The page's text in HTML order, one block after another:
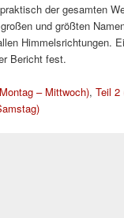
der gesamten
und größten
Himmelsrichtungen.
Bericht fest.
– Mittwoch),Teil 2